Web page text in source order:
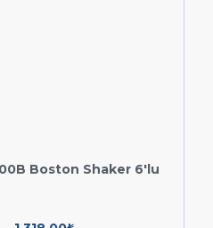
Boston Shaker 6'lu